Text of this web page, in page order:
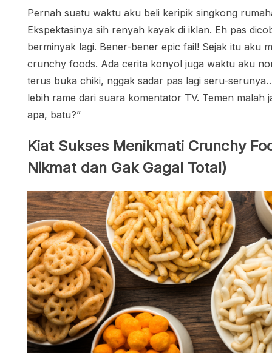
Pernah suatu waktu aku beli keripik singkong
Ekspektasinya sih renyah kayak di iklan. Eh pas
berminyak lagi. Bener-bener epic fail! Sejak itu aku
crunchy foods. Ada cerita konyol juga waktu aku
terus buka chiki, nggak sadar pas lagi seru-
lebih rame dari suara komentator TV. Temen malah
apa, batu?”
Kiat Sukses Menikmati Crunchy
Nikmat dan Gak Gagal Total)